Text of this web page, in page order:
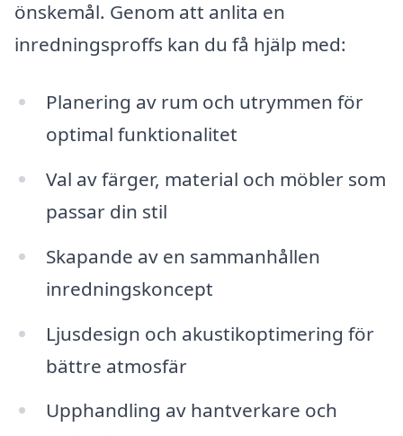
önskemål. Genom att anlita en
inredningsproffs kan du få hjälp med:
Planering av rum och utrymmen för
optimal funktionalitet
Val av färger, material och möbler som
passar din stil
Skapande av en sammanhållen
inredningskoncept
Ljusdesign och akustikoptimering för
bättre atmosfär
Upphandling av hantverkare och